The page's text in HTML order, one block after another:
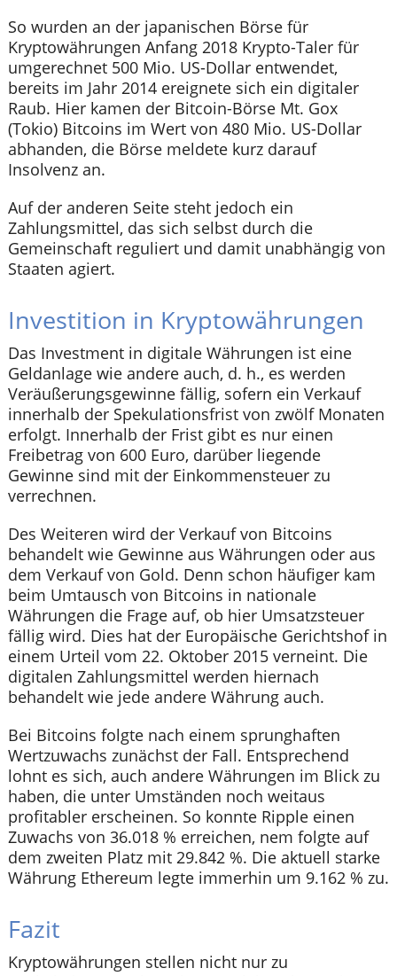
So wurden an der japanischen Börse für
Kryptowährungen Anfang 2018 Krypto-Taler für
umgerechnet 500 Mio. US-Dollar entwendet,
bereits im Jahr 2014 ereignete sich ein digitaler
Raub. Hier kamen der Bitcoin-Börse Mt. Gox
(Tokio) Bitcoins im Wert von 480 Mio. US-Dollar
abhanden, die Börse meldete kurz darauf
Insolvenz an.
Auf der anderen Seite steht jedoch ein
Zahlungsmittel, das sich selbst durch die
Gemeinschaft reguliert und damit unabhängig von
Staaten agiert.
Investition in Kryptowährungen
Das Investment in digitale Währungen ist eine
Geldanlage wie andere auch, d. h., es werden
Veräußerungsgewinne fällig, sofern ein Verkauf
innerhalb der Spekulationsfrist von zwölf Monaten
erfolgt. Innerhalb der Frist gibt es nur einen
Freibetrag von 600 Euro, darüber liegende
Gewinne sind mit der Einkommensteuer zu
verrechnen.
Des Weiteren wird der Verkauf von Bitcoins
behandelt wie Gewinne aus Währungen oder aus
dem Verkauf von Gold. Denn schon häufiger kam
beim Umtausch von Bitcoins in nationale
Währungen die Frage auf, ob hier Umsatzsteuer
fällig wird. Dies hat der Europäische Gerichtshof in
einem Urteil vom 22. Oktober 2015 verneint. Die
digitalen Zahlungsmittel werden hiernach
behandelt wie jede andere Währung auch.
Bei Bitcoins folgte nach einem sprunghaften
Wertzuwachs zunächst der Fall. Entsprechend
lohnt es sich, auch andere Währungen im Blick zu
haben, die unter Umständen noch weitaus
profitabler erscheinen. So konnte Ripple einen
Zuwachs von 36.018 % erreichen, nem folgte auf
dem zweiten Platz mit 29.842 %. Die aktuell starke
Währung Ethereum legte immerhin um 9.162 % zu.
Fazit
Kryptowährungen stellen nicht nur zu